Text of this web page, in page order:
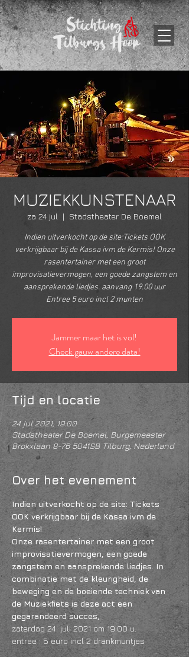
MUZIEKKUNSTENAAR
za 24 jul
  |
Stadstheater De Boemel
Indien uitverkocht op de site:Tickets OOK
verkrijgbaar bij de Kassa ivm de Kermis! Onze
rasentertainer met een groot
improvisatievermogen, een goede zangstem en
aansprekende liedjes. aanvang 19.00 uur
Entree 5 euro incl 2 munten
Jammer maar het is vol!
Check gauw andere data!
Tijd en locatie
24 jul 2021, 19:00
Stadstheater De Boemel, Burgemeester
Brokxlaan 8-76 5041SB Tilburg, Nederland
Over het evenement
Indien uitverkocht op de site: Tickets
OOK verkrijgbaar bij de Kassa ivm de
Kermis!
Onze rasentertainer met een groot
improvisatievermogen, een goede
zangstem en aansprekende liedjes. In
combinatie met de kleurigheid, de
beweging en de boeiende techniek van
de Muziekfiets is deze act een
gegarandeerd succes,
zaterdag 24  juli 2021 om 19.00 u.
entree : 5 euro incl 2 drankmuntjes